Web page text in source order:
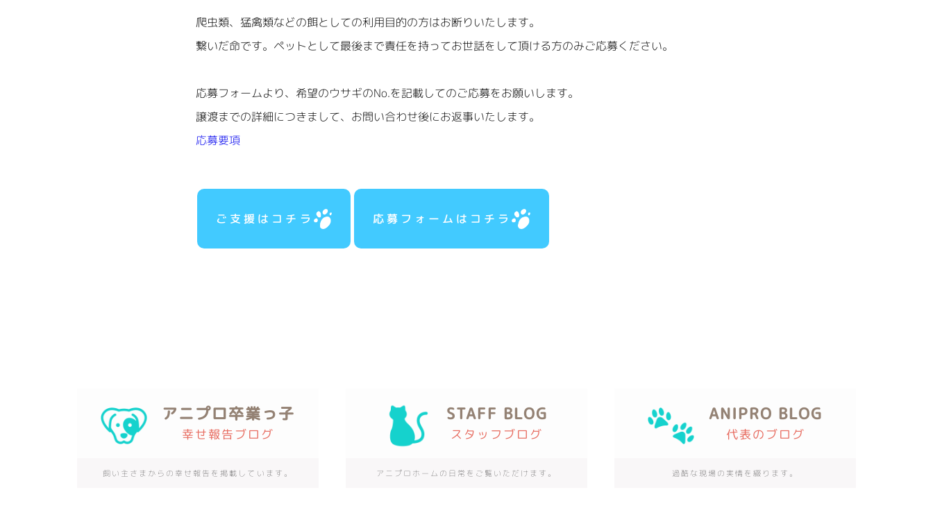
爬虫類、猛禽類などの餌としての利用目的の方はお断りいたします。
繋いだ命です。ペットとして最後まで責任を持ってお世話をして頂ける方のみご応募ください。
応募フォームより、希望のウサギのNo.を記載してのご応募をお願いします。
譲渡までの詳細につきまして、お問い合わせ後にお返事いたします。
応募要項
ご支援はコチラ 応募フォームはコチラ
アニプロ卒業っ子
幸せ報告ブログ
飼い主さまからの幸せ報告を掲載しています。
STAFF BLOG
スタッフブログ
アニプロホームの日常をご覧いただけます。
ANIPRO BLOG
代表のブログ
過酷な現場の実情を綴ります。